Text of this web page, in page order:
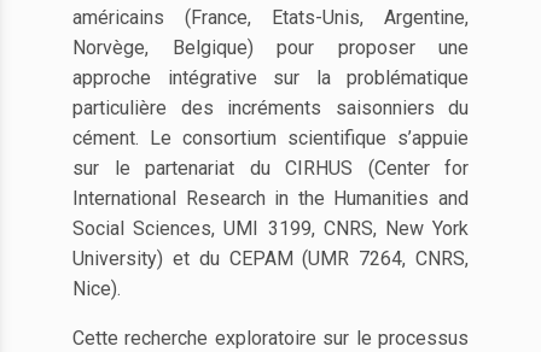
américains (France, Etats-Unis, Argentine,
Norvège, Belgique) pour proposer une
approche intégrative sur la problématique
particulière des incréments saisonniers du
cément. Le consortium scientifique s’appuie
sur le partenariat du CIRHUS (Center for
International Research in the Humanities and
Social Sciences, UMI 3199, CNRS, New York
University) et du CEPAM (UMR 7264, CNRS,
Nice).
Cette recherche exploratoire sur le processus